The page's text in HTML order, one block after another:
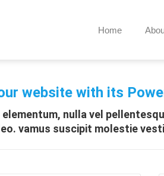
Home
website with its
nulla vel
vamus suscipit molestie